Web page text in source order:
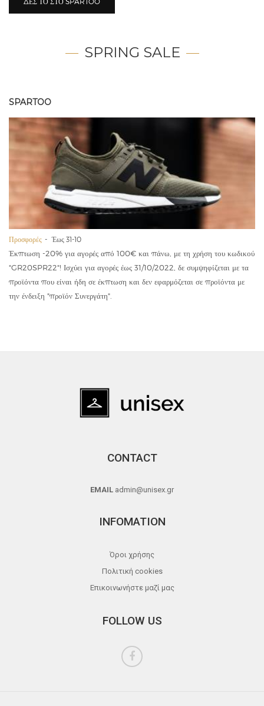
SPRING SALE
SPARTOO
Προσφορές Έως 31-10
Έκπτωση -20% για αγορές από 100€ και πάνω, με τη χρήση του κωδικού
"GR20SPR22"! Ισχύει για αγορές έως 31/10/2022, δε συμψηφίζεται με τα
προϊόντα που είναι ήδη σε έκπτωση και δεν εφαρμόζεται σε προϊόντα με
την ένδειξη "προϊόν Συνεργάτη".
CONTACT
EMAIL admin@unisex.gr
INFOMATION
Όροι χρήσης
Πολιτική cookies
Επικοινωνήστε μαζί μας
FOLLOW US